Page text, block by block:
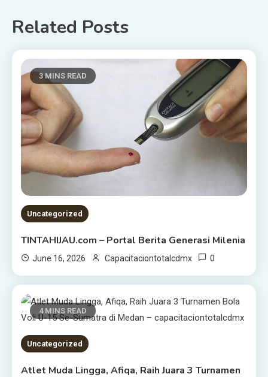
Related Posts
3 MINS READ
Uncategorized
TINTAHIJAU.com – Portal Berita Generasi Milenia
June 16, 2026 Capacitaciontotalcdmx 0
4 MINS READ
Uncategorized
Atlet Muda Lingga, Afiqa, Raih Juara 3 Turnamen